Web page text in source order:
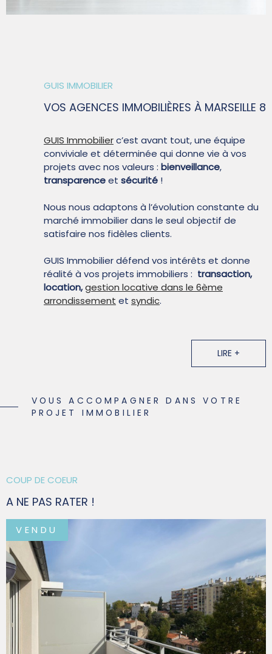
CONTACT
GUIS IMMOBILIER
VOS AGENCES IMMOBILIÈRES À MARSEILLE 8
GUIS Immobilierc’est avant tout, une équipe
conviviale et déterminée qui donne vie à vos
projets avec nos valeurs : bienveillance,
transparenceet sécurité !
Nous nous adaptons à l’évolution constante du
marché immobilier dans le seul objectif de
satisfaire nos fidèles clients.
GUIS Immobilier défend vos intérêts et donne
réalité à vos projets immobiliers : transaction,
location,gestion locative dans le 6ème
arrondissement et syndic.
LIRE +
VOUS ACCOMPAGNER DANS VOTRE
PROJET IMMOBILIER
COUP DE COEUR
A NE PAS RATER !
VENDU